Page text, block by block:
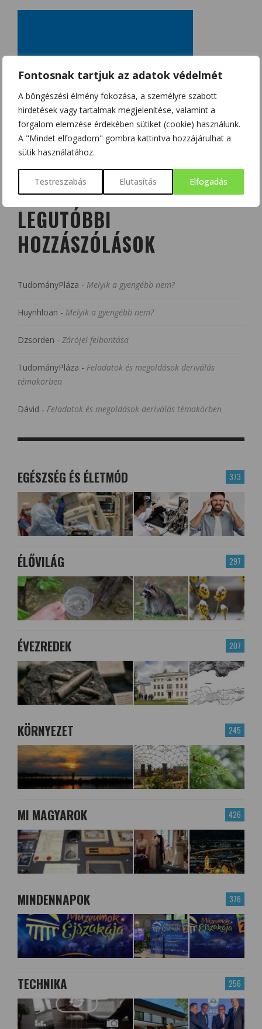
Fontosnak tartjuk az adatok védelmét
A böngészési élmény fokozása, a személyre szabott
hirdetések vagy tartalmak megjelenítése, valamint a
forgalom elemzése érdekében sütiket (cookie) használunk.
A "Mindet elfogadom" gombra kattintva hozzájárulhat a
sütik használatához.
Testreszabás Elutasítás Elfogadás
LEGUTÓBBI
HOZZÁSZÓLÁSOK
TudományPláza - Melyik a gyengébb nem?
Huynhloan - Melyik a gyengébb nem?
Dzsorden - Zárójel felbontása
TudományPláza - Feladatok és megoldások deriválás
témakörben
Dávid - Feladatok és megoldások deriválás témakörben
373
EGÉSZSÉG ÉS ÉLETMÓD
297
ÉLŐVILÁG
207
ÉVEZREDEK
245
KÖRNYEZET
426
MI MAGYAROK
376
MINDENNAPOK
256
TECHNIKA